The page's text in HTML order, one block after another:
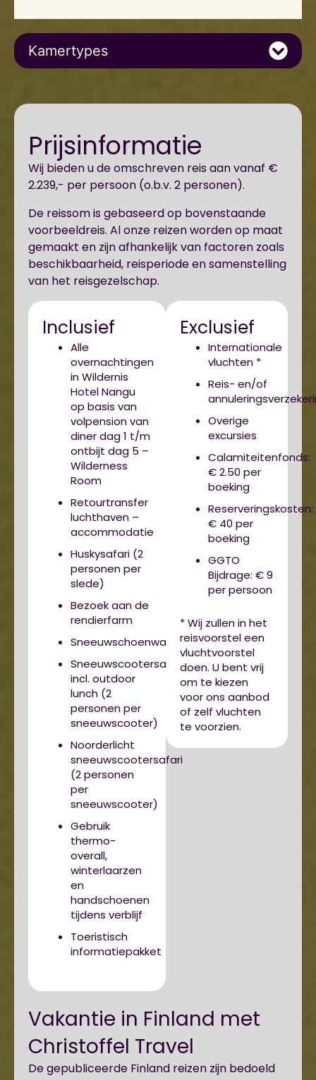
Kamertypes
Prijsinformatie
Wij bieden u de omschreven reis aan vanaf €
2.239,- per persoon (o.b.v. 2 personen).
De reissom is gebaseerd op bovenstaande
voorbeeldreis. Al onze reizen worden op maat
gemaakt en zijn afhankelijk van factoren zoals
beschikbaarheid, reisperiode en samenstelling
van het reisgezelschap.
Inclusief
Alle
overnachtingen
in Wildernis
Hotel Nangu
op basis van
volpension van
diner dag 1 t/m
ontbijt dag 5 –
Wilderness
Room
Retourtransfer
luchthaven –
accommodatie
Huskysafari (2
personen per
slede)
Bezoek aan de
rendierfarm
Sneeuwschoenwandeling
Sneeuwscootersafari
incl. outdoor
lunch (2
personen per
sneeuwscooter)
Noorderlicht
sneeuwscootersafari
(2 personen
per
sneeuwscooter)
Gebruik
thermo-
overall,
winterlaarzen
en
handschoenen
tijdens verblijf
Toeristisch
informatiepakket
Exclusief
Internationale
vluchten *
Reis- en/of
Overige
excursies
Calamiteitenfonds:
€ 2.50 per
boeking
Reserveringskosten:
€ 40 per
boeking
GGTO
Bijdrage: € 9
per persoon
* Wij zullen in het
reisvoorstel een
vluchtvoorstel
doen. U bent vrij
om te kiezen
voor ons aanbod
of zelf vluchten
te voorzien.
Vakantie in Finland met
Christoffel Travel
De gepubliceerde Finland reizen zijn bedoeld